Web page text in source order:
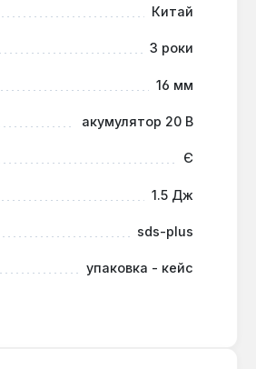
Китай
3 роки
16 мм
акумулятор 20 В
Є
1.5 Дж
sds-plus
упаковка - кейс